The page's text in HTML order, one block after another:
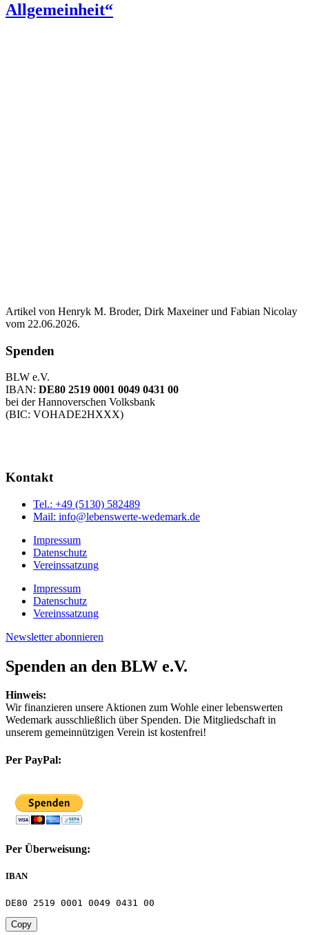
Allgemeinheit“
Artikel von Henryk M. Broder, Dirk Maxeiner und Fabian Nicolay
vom 22.06.2026.
Spenden
BLW e.V.
IBAN: DE80 2519 0001 0049 0431 00
bei der Hannoverschen Volksbank
(BIC: VOHADE2HXXX)
Kontakt
Tel.: +49 (5130) 582489
Mail: info@lebenswerte-wedemark.de
Impressum
Datenschutz
Vereinssatzung
Impressum
Datenschutz
Vereinssatzung
Newsletter abonnieren
Spenden an den BLW e.V.
Hinweis:
Wir finanzieren unsere Aktionen zum Wohle einer lebenswerten
Wedemark ausschließlich über Spenden. Die Mitgliedschaft in
unserem gemeinnützigen Verein ist kostenfrei!
Per PayPal:
Per Überweisung:
IBAN
DE80 2519 0001 0049 0431 00
Copy